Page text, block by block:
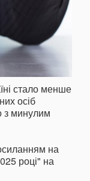
стало менше
осіб
з минулим
на
році" на